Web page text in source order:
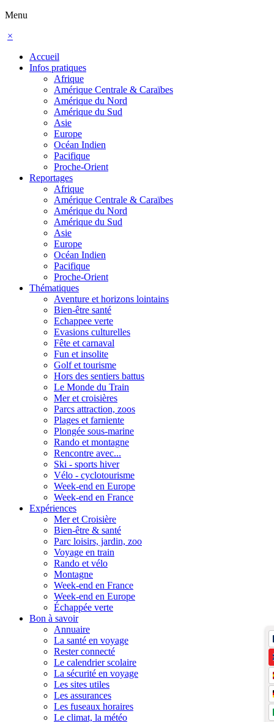
Menu
×
Accueil
Infos pratiques
Afrique
Amérique Centrale & Caraïbes
Amérique du Nord
Amérique du Sud
Asie
Europe
Océan Indien
Pacifique
Proche-Orient
Reportages
Afrique
Amérique Centrale & Caraïbes
Amérique du Nord
Amérique du Sud
Asie
Europe
Océan Indien
Pacifique
Proche-Orient
Thématiques
Aventure et horizons lointains
Bien-être santé
Echappee verte
Evasions culturelles
Fête et carnaval
Fun et insolite
Golf et tourisme
Hors des sentiers battus
Le Monde du Train
Mer et croisières
Parcs attraction, zoos
Plages et farniente
Plongée sous-marine
Rando et montagne
Rencontre avec...
Ski - sports hiver
Vélo - cyclotourisme
Week-end en Europe
Week-end en France
Expériences
Mer et Croisière
Bien-être & santé
Parc loisirs, jardin, zoo
Voyage en train
Rando et vélo
Montagne
Week-end en France
Week-end en Europe
Échappée verte
Bon à savoir
Annuaire
La santé en voyage
Rester connecté
Le calendrier scolaire
La sécurité en voyage
Les sites utiles
Les assurances
Les fuseaux horaires
Le climat, la météo